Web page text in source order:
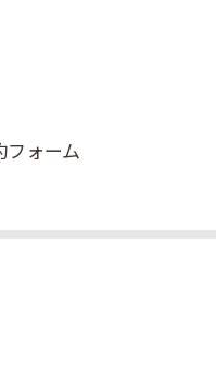
フォーム